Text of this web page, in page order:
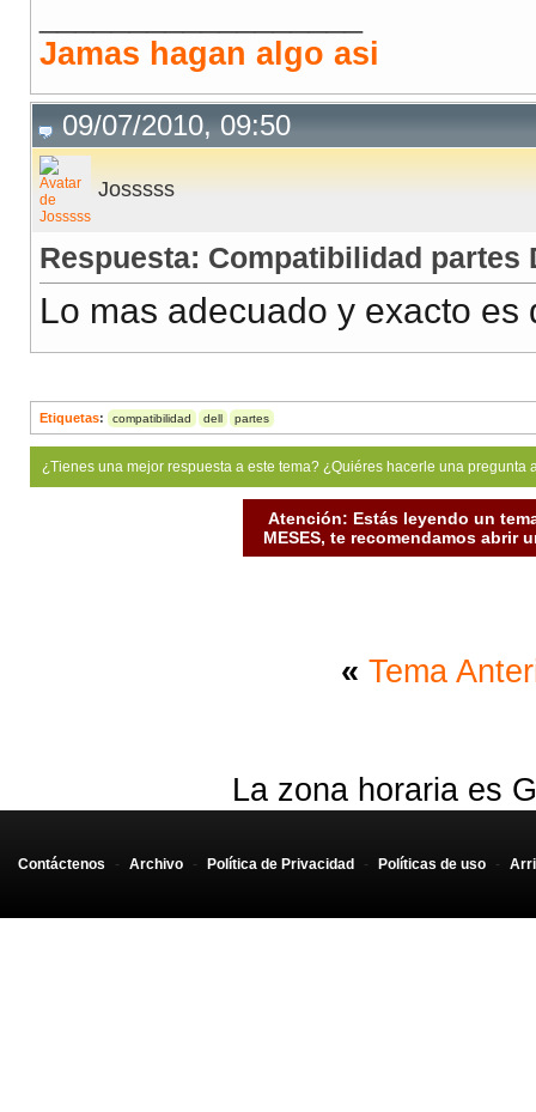
Jamas hagan algo asi
09/07/2010, 09:50
Josssss
Respuesta: Compatibilidad partes
Lo mas adecuado y exacto
Etiquetas: compatibilidad dell partes
¿Tienes una mejor respuesta a este tema? ¿Quiéres hacerle una
Atención: Estás leyendo un
MESES, te recomendamos abrir
« Tema
La zona horaria es
Contáctenos - Archivo - Política de Privacidad - Políticas de uso -